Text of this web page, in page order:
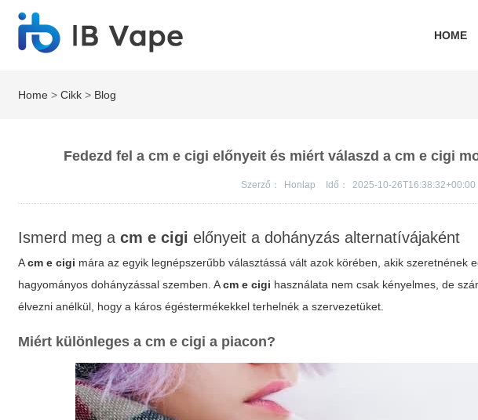
HOME
Home >Cikk > Blog
Fedezd fel a cm e cigi előnyeit és miért válaszd a cm e cigi
Szerző： Honlap Idő： 2025-10-26T16:38:32+00:00
Ismerd meg acm e cigi előnyeit a dohányzás alternatívájaként
Acm e cigi mára az egyik legnépszerűbb választássá vált azok körében, akik szeretnének
hagyományos dohányzással szemben. Acm e cigi használata nem csak kényelmes, de
élvezni anélkül, hogy a káros égéstermékekkel terhelnék a szervezetüket.
Miért különleges acm e cigi a piacon?